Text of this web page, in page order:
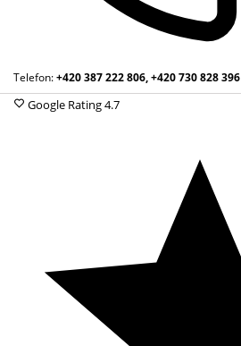
Telefon:+420 387 222 806, +420 730 828 396
Google Rating4.7